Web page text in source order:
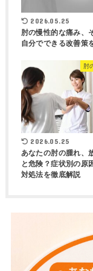
2026.05.25
肘の慢性的な痛み、
自分でできる改善策
肘
2026.05.25
あなたの肘の腫れ、
と危険？症状別の原
対処法を徹底解説